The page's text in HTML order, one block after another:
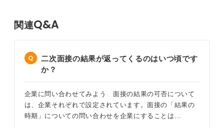
わちPREP法を意識することです。
これは、Point（結論）、Reason（理由）、
Example（具体例）、Point（再結論）の順番で話や文章
を構成する説明手法です。
最後に、転職の二次面接は逆質問も重要です。たとえば
「御社が今後３年で最も注力される領域は何ですか」
「入社後に現場のメンバーに期待される役割は何です
か」といった経営視点に近い質問を投げかけることを推
関連Q&A
二次面接の結果が返ってくるのはいつ頃です
か？
企業に問い合わせてみよう 面接の結果の可否について
は、企業それぞれで設定されています。面接の「結果の
時期」についての問い合わせを企業にすることは…